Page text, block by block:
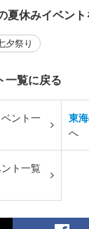
夏休みイベント
夕祭り
一覧に戻る
ント一
東海
へ
ト一覧